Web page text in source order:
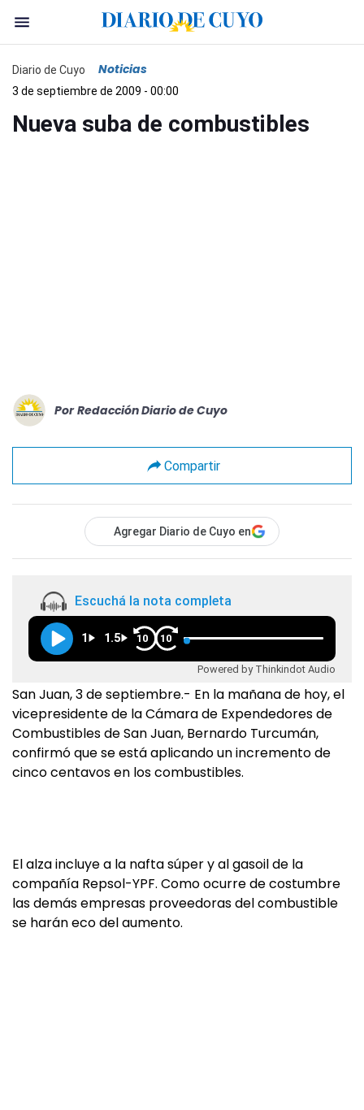
Diario de Cuyo Noticias
3 de septiembre de 2009 - 00:00
Nueva suba de combustibles
Por Redacción Diario de Cuyo
Compartir
Agregar Diario de Cuyo en
Escuchá la nota completa
1 1.5 10 10
Powered by Thinkindot Audio
San Juan, 3 de septiembre.- En la mañana de hoy, el
vicepresidente de la Cámara de Expendedores de
Combustibles de San Juan, Bernardo Turcumán,
confirmó que se está aplicando un incremento de
cinco centavos en los combustibles.
El alza incluye a la nafta súper y al gasoil de la
compañía Repsol-YPF. Como ocurre de costumbre
las demás empresas proveedoras del combustible
se harán eco del aumento.